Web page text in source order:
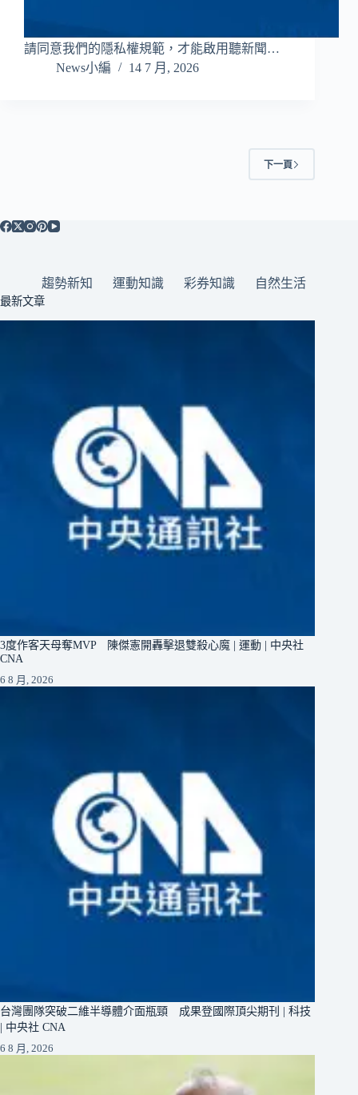
請同意我們的隱私權規範，才能啟用聽新聞…
News小編
14 7 月, 2026
下一頁
趨勢新知 運動知識 彩券知識 自然生活
最新文章
3度作客天母奪MVP 陳傑憲開轟擊退雙殺心魔 | 運動 | 中央社
CNA
6 8 月, 2026
台灣團隊突破二維半導體介面瓶頸 成果登國際頂尖期刊 | 科技
| 中央社 CNA
6 8 月, 2026